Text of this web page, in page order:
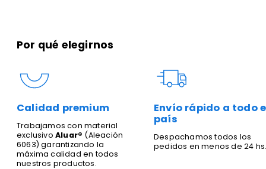
Por qué elegirnos
Calidad premium
Trabajamos con material
exclusivo Aluar® (Aleación
6063) garantizando la
máxima calidad en todos
nuestros productos.
Envío rápido a todo
país
Despachamos todos los
pedidos en menos de 24